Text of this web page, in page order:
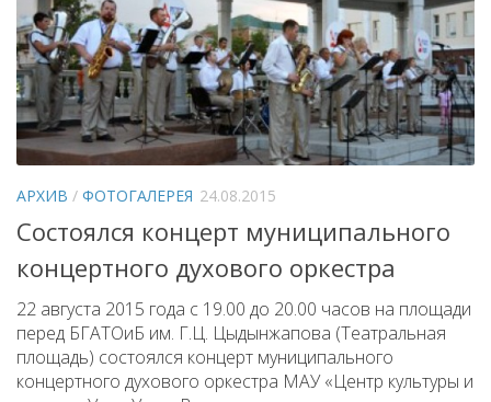
АРХИВ / ФОТОГАЛЕРЕЯ 24.08.2015
Состоялся концерт муниципального
концертного духового оркестра
22 августа 2015 года с 19.00 до 20.00 часов на площади
перед БГАТОиБ им. Г.Ц. Цыдынжапова (Театральная
площадь) состоялся концерт муниципального
концертного духового оркестра МАУ «Центр культуры и